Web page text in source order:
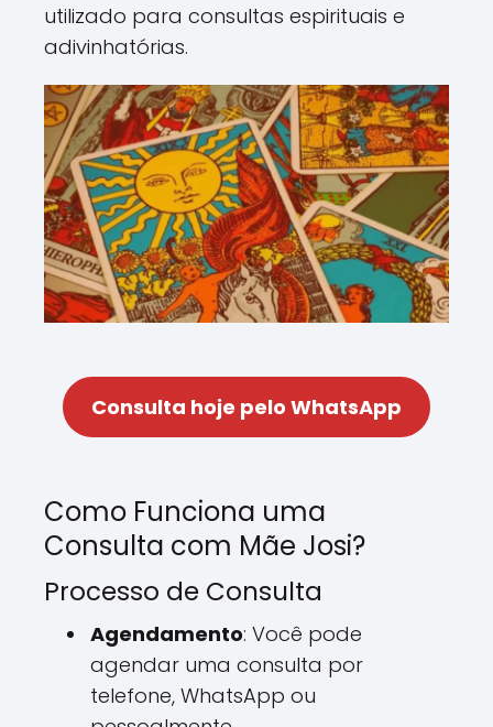
utilizado para consultas espirituais e
adivinhatórias.
Consulta hoje pelo WhatsApp
Como Funciona uma
Consulta com Mãe Josi?
Processo de Consulta
Agendamento: Você pode
agendar uma consulta por
telefone, WhatsApp ou